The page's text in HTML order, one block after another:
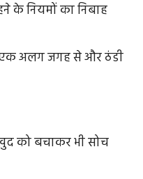
के नियमों का निबाह
अलग जगह से और ठंडी
को बचाकर भी सोच